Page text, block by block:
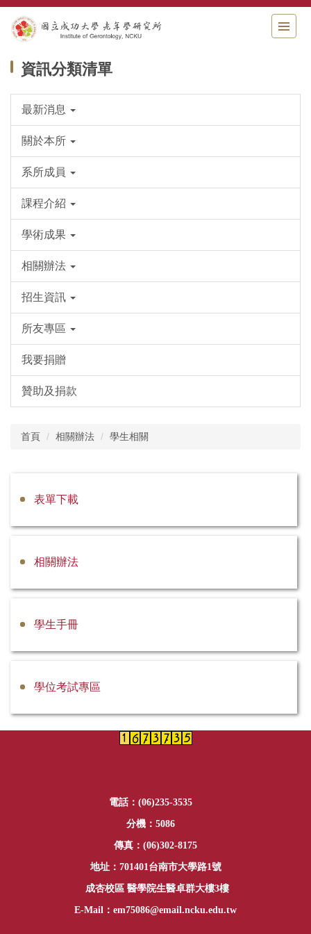
跳
到
主
區
資訊分類清單
最新消息
關於本所
系所成員
課程介紹
學術成果
相關辦法
招生資訊
所友專區
我要捐贈
贊助及捐款
首頁 相關辦法 學生相關
表單下載
相關辦法
學生手冊
學位考試專區
電話：(06)235-3535
分機：5086
傳真：(06)302-8175
地址：701401台南市大學路1號
成杏校區 醫學院生醫卓群大樓3樓
E-Mail：em75086@email.ncku.edu.tw